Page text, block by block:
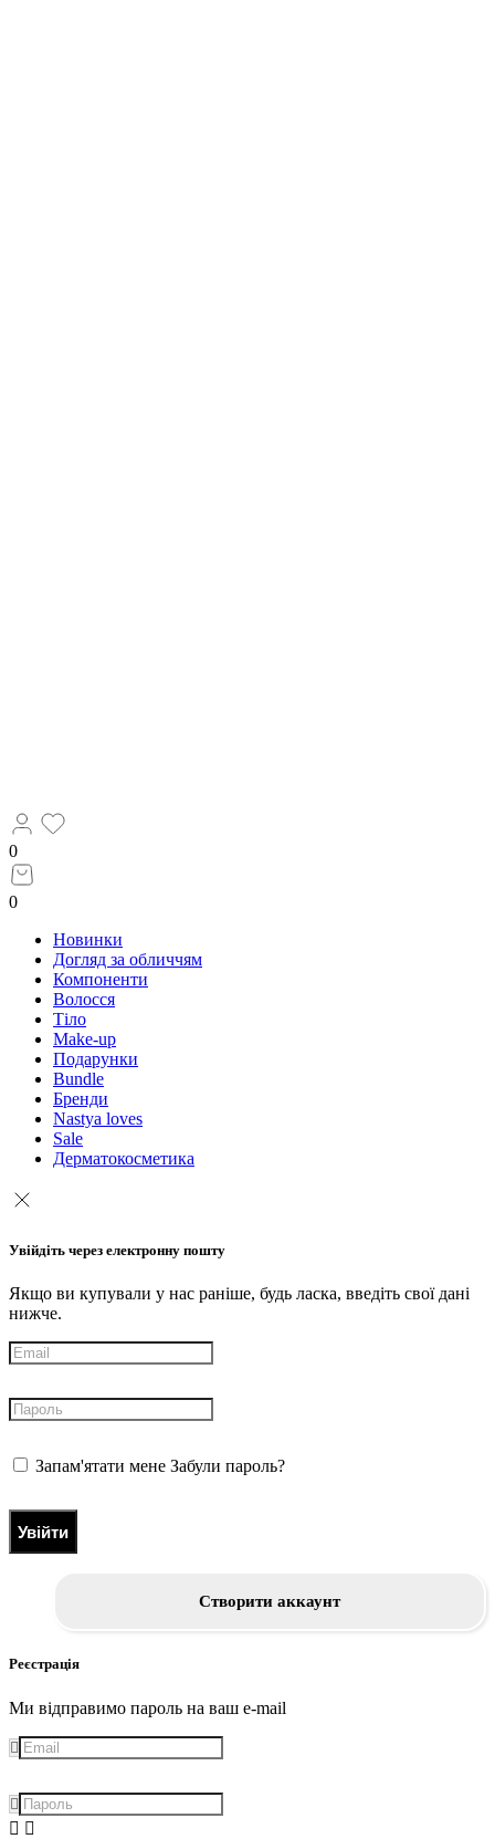
0
0
Новинки
Догляд за обличчям
Компоненти
Волосся
Тіло
Make-up
Подарунки
Bundle
Бренди
Nastya loves
Sale
Дерматокосметика
Увійдіть через електронну пошту
Якщо ви купували у нас раніше, будь ласка, введіть свої дані
нижче.
Запам'ятати мене Забули пароль?
Увійти
Створити аккаунт
Реєстрація
Ми відправимо пароль на ваш e-mail